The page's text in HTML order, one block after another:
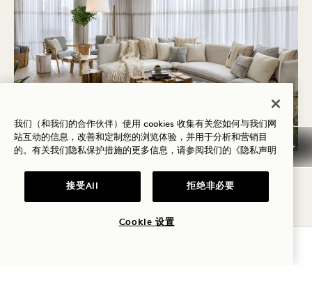
电影和摄影
我们（和我们的合作伙伴）使用 cookies 收集有关您如何与我们网
站互动的信息，改善和定制您的浏览体验，并用于分析和营销目
的。有关我们隐私保护措施的更多信息，请参阅我们的 《隐私声明
接受All 拒绝非必要
Cookie 设置